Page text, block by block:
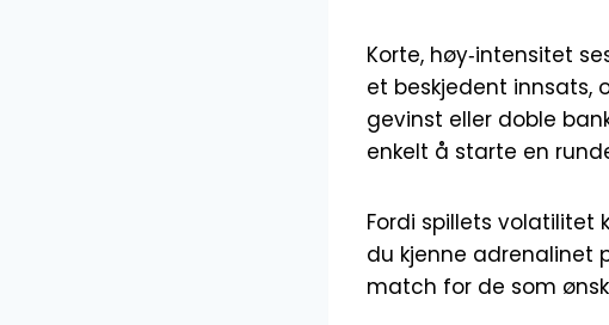
Korte, høy‑intensitet
et beskjedent innsats,
gevinst eller doble
enkelt å starte en
Fordi spillets volatilitet
du kjenne adrenalinet
match for de som